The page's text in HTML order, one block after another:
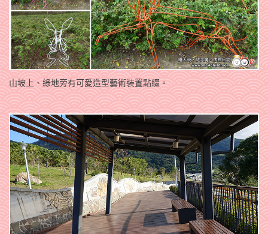
山坡上、綠地旁有可愛造型藝術裝置點綴。